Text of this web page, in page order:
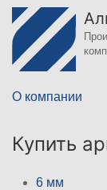
О компании
Купить
6 мм